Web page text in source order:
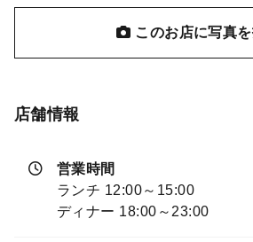
このお店に写真
店舗情報
営業時間
ランチ 12:00～15:00
ディナー 18:00～23:00